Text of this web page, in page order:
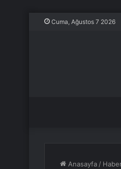
Cuma, Ağustos 7 2026
Anasayfa /